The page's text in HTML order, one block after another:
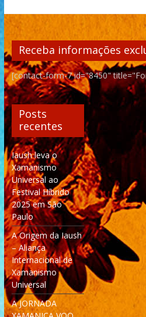
Receba informações
[contact-form-7 id="8450"
Posts
recentes
Iaush leva o
Xamanismo
Universal ao
Festival Híbrido
2025 em São
Paulo
A Origem da Iaush
– Aliança
Internacional de
Xamanismo
Universal
A JORNADA